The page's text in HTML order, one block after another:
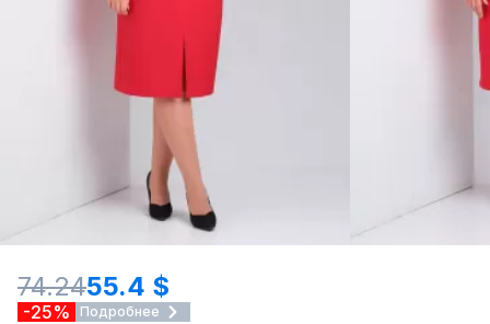
74.2455.4 $
-25% Подробнее